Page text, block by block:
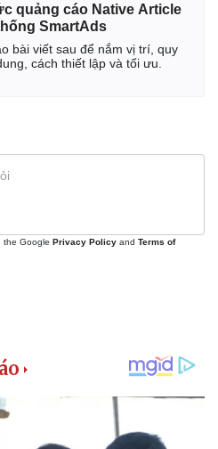
quảng cáo Native Article
SmartAds
bài viết sau để nắm vị trí, quy
cách thiết lập và tối ưu.
the Google Privacy Policy and Terms of